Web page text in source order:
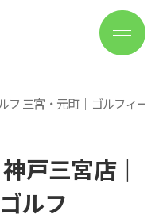
フ 三宮・元町｜ゴルフィー
戸三宮店｜
ルフ